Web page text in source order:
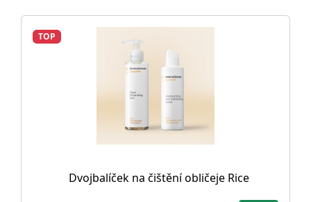
TOP
Dvojbalíček na čištění obličeje Rice